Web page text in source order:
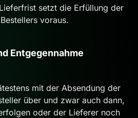
setzt die Erfüllung der
voraus.
Entgegennahme
mit der Absendung der
über und zwar auch dann,
oder der Lieferer noch